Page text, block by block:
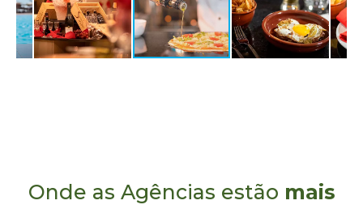
Onde as Agências estão mais